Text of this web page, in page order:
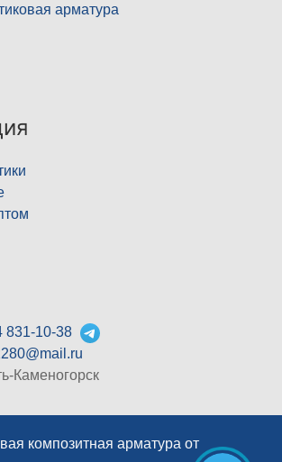
арматура
831-10-38
Каменогорск
композитная арматура от